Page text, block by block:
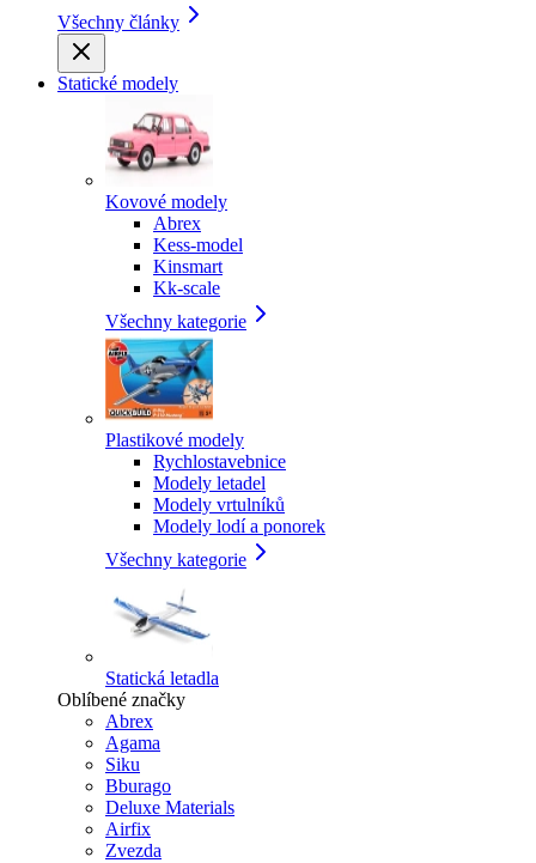
Všechny články
Statické modely
Kovové modely
Abrex
Kess-model
Kinsmart
Kk-scale
Všechny kategorie
Plastikové modely
Rychlostavebnice
Modely letadel
Modely vrtulníků
Modely lodí a ponorek
Všechny kategorie
Statická letadla
Oblíbené značky
Abrex
Agama
Siku
Bburago
Deluxe Materials
Airfix
Zvezda